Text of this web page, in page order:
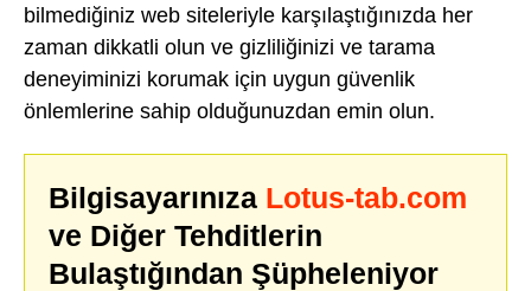
bilmediğiniz web siteleriyle karşılaştığınızda her
zaman dikkatli olun ve gizliliğinizi ve tarama
deneyiminizi korumak için uygun güvenlik
önlemlerine sahip olduğunuzdan emin olun.
Bilgisayarınıza Lotus-tab.com
ve Diğer Tehditlerin
Bulaştığından Şüpheleniyor